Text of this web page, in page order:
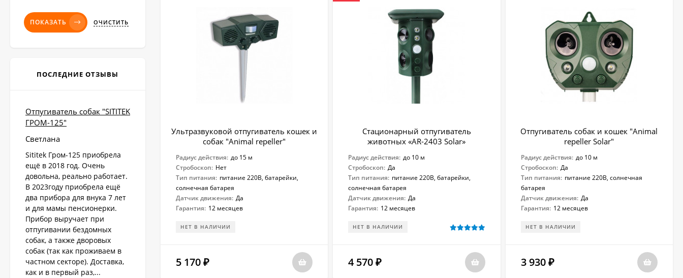
Ультразвуковой отпугиватель кошек и
собак "Animal repeller"
Радиус действия: до 15 м
Стробоскоп: Нет
Тип питания: питание 220В, батарейки,
солнечная батарея
Датчик движения: Да
Гарантия: 12 месяцев
НЕТ В НАЛИЧИИ
5 170 ₽
Стационарный отпугиватель
животных «AR-2403 Solar»
Радиус действия: до 10 м
Стробоскоп: Да
Тип питания: питание 220В, батарейки,
солнечная батарея
Датчик движения: Да
Гарантия: 12 месяцев
НЕТ В НАЛИЧИИ
4 570₽
Отпугиватель собак и кошек "Animal
repeller Solar"
Радиус действия: до 10 м
Стробоскоп: Да
Тип питания: питание 220В, солнечная
батарея
Датчик движения: Да
Гарантия: 12 месяцев
НЕТ В НАЛИЧИИ
3 930 ₽
ПОКАЗАТЬ ОЧИСТИТЬ
ПОСЛЕДНИЕ ОТЗЫВЫ
Отпугиватель собак "SITITEK
ГРОМ-125"
Светлана
Sititek Гром-125 приобрела
ещё в 2018 год. Очень
довольна, реально работает.
В 2023году приобрела ещё
два прибора для внука 7 лет
и для мамы пенсионерки.
Прибор выручает при
отпугивании бездомных
собак, а также дворовых
собак (так как проживаем в
частном секторе). Доставка,
как и в первый раз,...